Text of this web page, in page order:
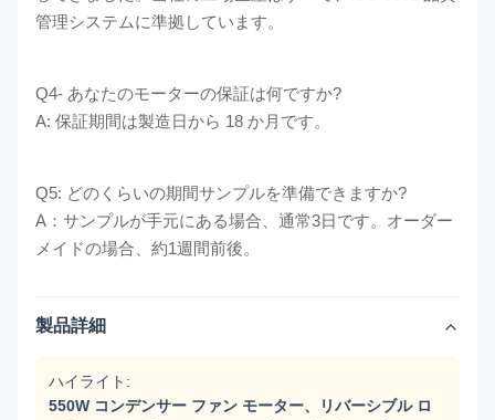
管理システムに準拠しています。
Q4- あなたのモーターの保証は何ですか?
A: 保証期間は製造日から 18 か月です。
Q5: どのくらいの期間サンプルを準備できますか?
A：サンプルが手元にある場合、通常3日です。オーダー
メイドの場合、約1週間前後。
製品詳細
ハイライト:
550W コンデンサー ファン モーター、リバーシブル ロ